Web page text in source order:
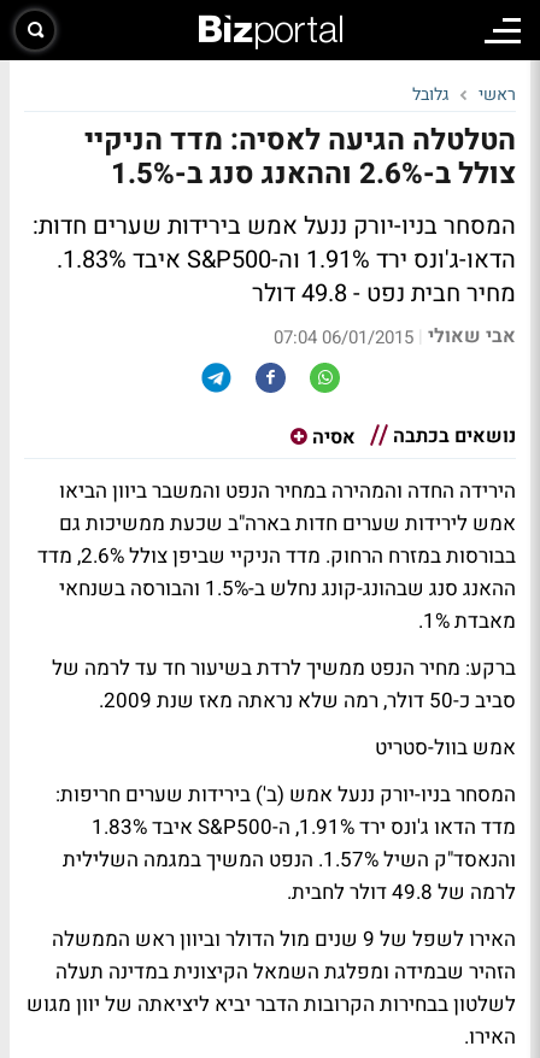
ראשי גלובל
הטלטלה הגיעה לאסיה: מדד הניקיי
צולל ב-2.6% וההאנג סנג ב-1.5%
המסחר בניו-יורק ננעל אמש בירידות שערים חדות:
הדאו-ג'ונס ירד 1.91% וה-S&P500 איבד 1.83%.
מחיר חבית נפט - 49.8 דולר
אבי שאולי |
06/01/2015 07:04
נושאים בכתבה אסיה
הירידה החדה והמהירה במחיר הנפט והמשבר ביוון הביאו
אמש לירידות שערים חדות בארה"ב שכעת ממשיכות גם
בבורסות במזרח הרחוק. מדד הניקיי שביפן צולל 2.6%, מדד
ההאנג סנג שבהונג-קונג נחלש ב-1.5% והבורסה בשנחאי
מאבדת 1%.
ברקע: מחיר הנפט ממשיך לרדת בשיעור חד עד לרמה של
סביב כ-50 דולר, רמה שלא נראתה מאז שנת 2009.
אמש בוול-סטריט
המסחר בניו-יורק ננעל אמש (ב') בירידות שערים חריפות:
מדד הדאו ג'ונס ירד 1.91%, ה-S&P500 איבד 1.83%
והנאסד"ק השיל 1.57%. הנפט המשיך במגמה השלילית
לרמה של 49.8 דולר לחבית.
האירו לשפל של 9 שנים מול הדולר וביוון ראש הממשלה
הזהיר שבמידה ומפלגת השמאל הקיצונית במדינה תעלה
לשלטון בבחירות הקרובות הדבר יביא ליציאתה של יוון מגוש
האירו.